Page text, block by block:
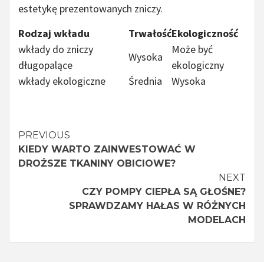
estetykę prezentowanych zniczy.
Rodzaj wkładu
TrwałośćEkologiczność
wkłady do zniczy
długopalące
Wysoka
Może być
ekologiczny
wkłady ekologiczne
Średnia Wysoka
Continue
Reading
PREVIOUS
KIEDY WARTO ZAINWESTOWAĆ W
DROŻSZE TKANINY OBICIOWE?
NEXT
CZY POMPY CIEPŁA SĄ GŁOŚNE?
SPRAWDZAMY HAŁAS W RÓŻNYCH
MODELACH